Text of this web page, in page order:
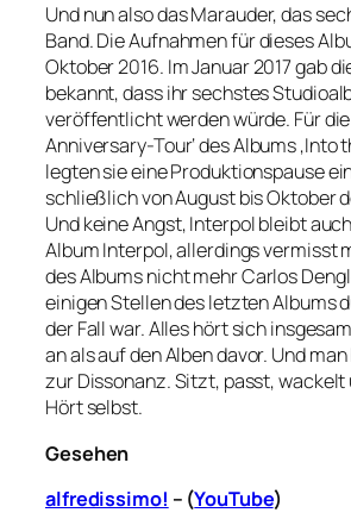
Und nun also das Marauder, das
Band. Die Aufnahmen für dieses
Oktober 2016. Im Januar 2017 gab
bekannt, dass ihr sechstes
veröffentlicht werden würde. Für die
Anniversary-Tour‘ des Albums ‚Into
legten sie eine Produktionspause
schließlich von August bis Oktober
Und keine Angst, Interpol bleibt
Album Interpol, allerdings vermisst
des Albums nicht mehr Carlos
einigen Stellen des letzten Albums
der Fall war. Alles hört sich
an als auf den Alben davor. Und
zur Dissonanz. Sitzt, passt, wackelt
Hört selbst.
Gesehen
alfredissimo! – (YouTube)